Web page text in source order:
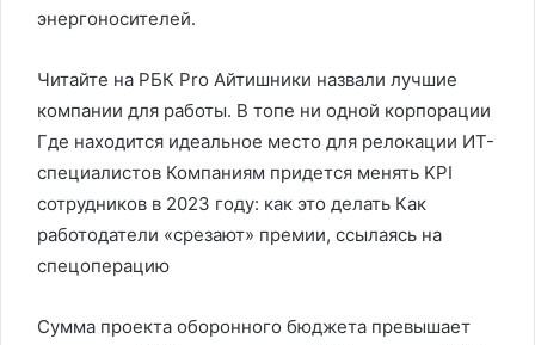
энергоносителей.
Читайте на РБК Pro Айтишники назвали лучшие
компании для работы. В топе ни одной корпорации
Где находится идеальное место для релокации ИТ-
специалистов Компаниям придется менять KPI
сотрудников в 2023 году: как это делать Как
работодатели «срезают» премии, ссылаясь на
спецоперацию
Сумма проекта оборонного бюджета превышает